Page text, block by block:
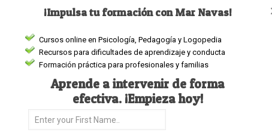
¡Impulsa tu formación con Mar Navas!
Cursos online en Psicología, Pedagogía y Logopedia
Recursos para dificultades de aprendizaje y conducta
Formación práctica para profesionales y familias
Aprende a intervenir de forma
efectiva. ¡Empieza hoy!